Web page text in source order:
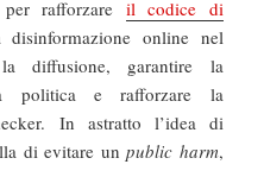
rafforzare il codice di
online nel
diffusione, garantire la
politica e rafforzare la
In astratto l’idea di
di evitare un public harm,